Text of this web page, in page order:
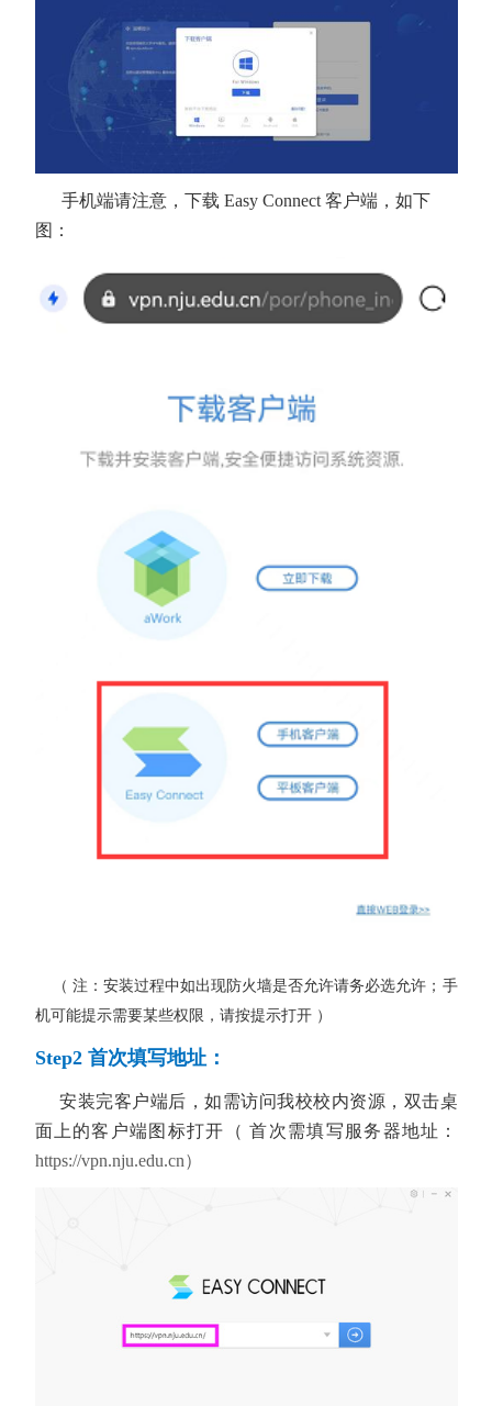
手机端请注意，下载 Easy Connect 客户端，如下
图：
（ 注：安装过程中如出现防火墙是否允许请务必选允许；手
机可能提示需要某些权限，请按提示打开 ）
Step2 首次填写地址：
安装完客户端后，如需访问我校校内资源， 双击桌
面上的客户端图标打开（ 首次需填写服务器地址：
https://vpn.nju.edu.cn）